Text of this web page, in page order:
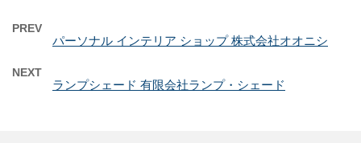
PREV
パーソナル インテリア ショップ 株式会社オオニシ
NEXT
ランプシェード 有限会社ランプ・シェード